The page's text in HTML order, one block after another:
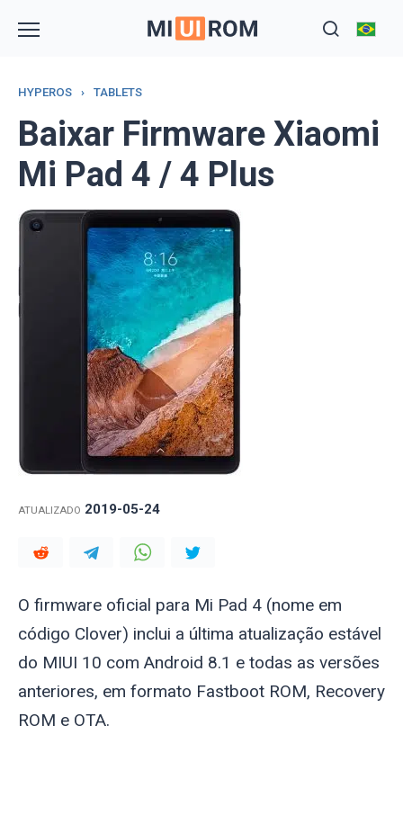
HYPEROS › TABLETS
Baixar Firmware Xiaomi
Mi Pad 4 / 4 Plus
ATUALIZADO 2019-05-24
O firmware oficial para Mi Pad 4 (nome em
código Clover) inclui a última atualização estável
do MIUI 10 com Android 8.1 e todas as versões
anteriores, em formato Fastboot ROM, Recovery
ROM e OTA.